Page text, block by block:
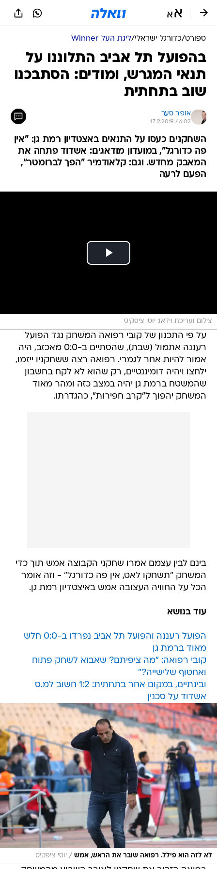
ספורט/כדורגל ישראלי/ליגת העל Winner
בהפועל תל אביב התלוננו על
תנאי המגרש, ומודים: הסתבכנו
שוב בתחתית
אופיר סער
17.2.2019 / 6:02
השחקנים כעסו על התנאים באצטדיון רמת גן: "אין
פה כדורגל", במועדון מודאגים: אשדוד פתחה את
המאבק מחדש. וגם: קלאודמיר "הפך לברומטר",
הפעם לרעה
צילום ועריכת וידאו: יוסי ציפקיס
על פי התכנון של קובי רפואה המשחק נגד הפועל
רעננה אתמול (שבת), שהסתיים ב-0:0 מאכזב, היה
אמור להיות אחר לגמרי. רפואה רצה ששחקניו ייזמו,
ילחצו ויהיה דומיננטיים, רק שהוא לא לקח בחשבון
שהמשטח ברמת גן יהיה במצב כזה ומהר מאוד
המשחק יהפוך ל"קרב חפירות", כהגדרתו.
בינם לבין עצמם אמרו שחקני הקבוצה אמש תוך כדי
המשחק "תשחקו לאט, אין פה כדורגל" - וזה אומר
הכל על החוויה העצובה אמש באיצטדיון רמת גן.
עוד בנושא
הפועל רעננה והפועל תל אביב נפרדו ב-0:0 חלש
מאוד ברמת גן
קובי רפואה: "מה ציפיתם? שאבוא לשחק פתוח
ואחטוף שלישייה?"
ובינתיים, במקום אחר בתחתית: 1:2 חשוב למ.ס
אשדוד על סכנין
לא לזה הוא פילל. רפואה שובר את הראש, אמש / יוסי ציפקיס